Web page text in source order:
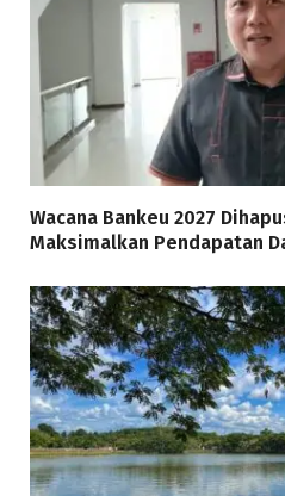
Wacana Bankeu 2027
Maksimalkan Pendapatan